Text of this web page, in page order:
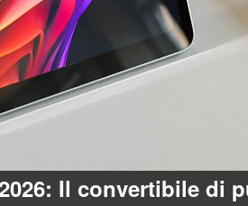
Il convertibile di